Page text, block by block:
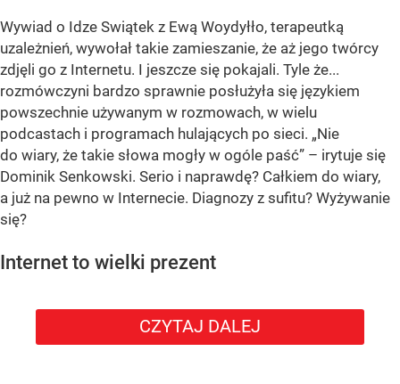
Wywiad o Idze Swiątek z Ewą Woydyłło, terapeutką
uzależnień, wywołał takie zamieszanie, że aż jego twórcy
zdjęli go z Internetu. I jeszcze się pokajali. Tyle że...
rozmówczyni bardzo sprawnie posłużyła się językiem
powszechnie używanym w rozmowach, w wielu
podcastach i programach hulających po sieci. „Nie
do wiary, że takie słowa mogły w ogóle paść” – irytuje się
Dominik Senkowski. Serio i naprawdę? Całkiem do wiary,
a już na pewno w Internecie. Diagnozy z sufitu? Wyżywanie
się?
Internet to wielki prezent
CZYTAJ DALEJ